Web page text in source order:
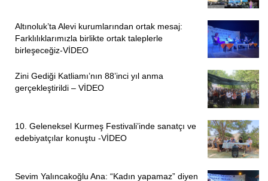
Altınoluk’ta Alevi kurumlarından ortak mesaj:
Farklılıklarımızla birlikte ortak taleplerle
birleşeceğiz-VİDEO
Zini Gediği Katliamı’nın 88’inci yıl anma
gerçekleştirildi – VİDEO
10. Geleneksel Kurmeş Festivali’inde sanatçı ve
edebiyatçılar konuştu -VİDEO
Sevim Yalıncakoğlu Ana: “Kadın yapamaz” diyen